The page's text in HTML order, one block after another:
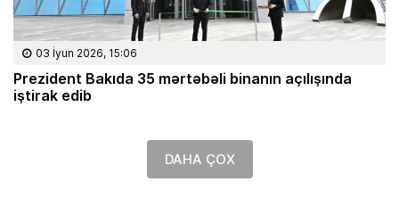
03 İyun 2026, 15:06
Prezident Bakıda 35 mərtəbəli binanın açılışında
iştirak edib
DAHA ÇOX